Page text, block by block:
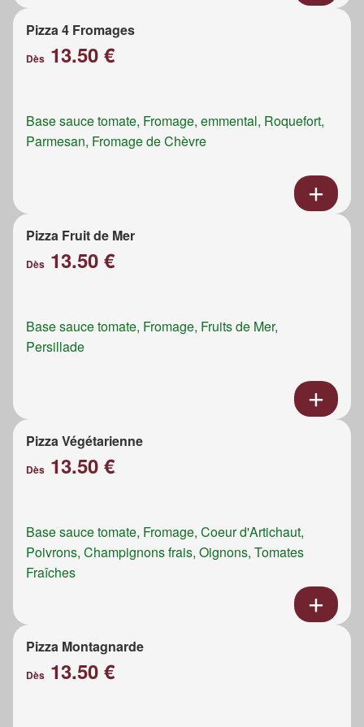
Pizza 4 Fromages
Dès 13.50 €
Base sauce tomate, Fromage, emmental, Roquefort,
Parmesan, Fromage de Chèvre
Pizza Fruit de Mer
Dès 13.50 €
Base sauce tomate, Fromage, Fruits de Mer,
Persillade
Pizza Végétarienne
Dès 13.50 €
Base sauce tomate, Fromage, Coeur d'Artichaut,
Poivrons, Champignons frais, Oignons, Tomates
Fraîches
Pizza Montagnarde
Dès 13.50 €